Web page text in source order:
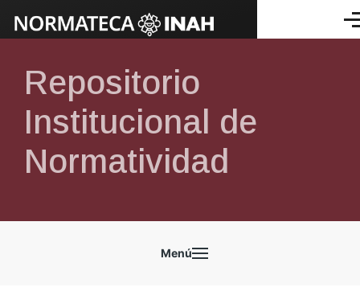
Pasar al contenido principal
Repositorio
Institucional de
Normatividad
Menú